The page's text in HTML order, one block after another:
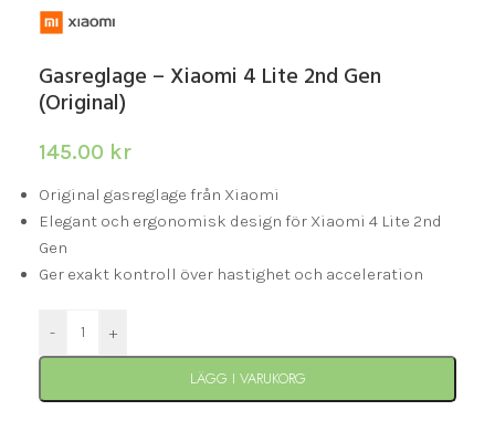
Gasreglage – Xiaomi 4 Lite 2nd Gen
(Original)
145.00 kr
Original gasreglage från Xiaomi
Elegant och ergonomisk design för Xiaomi 4 Lite 2nd
Gen
Ger exakt kontroll över hastighet och acceleration
- +
LÄGG I VARUKORG